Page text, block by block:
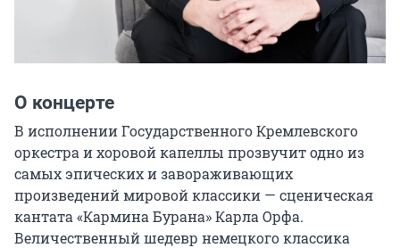
О концерте
В исполнении Государственного Кремлевского
оркестра и хоровой капеллы прозвучит одно из
самых эпических и завораживающих
произведений мировой классики — сценическая
кантата «Кармина Бурана» Карла Орфа.
Величественный шедевр немецкого классика